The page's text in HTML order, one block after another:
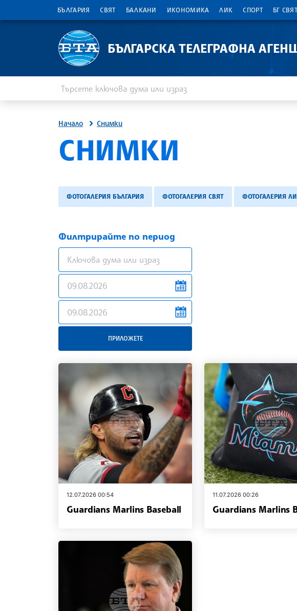
БЪЛГАРИЯ СВЯТ БАЛКАНИ ИКОНОМИКА ЛИК СПОРТ БГ СВЯТ
БЪЛГАРСКА ТЕЛЕГРАФНА
Начало Снимки
SITE.BTA
СНИМКИ
ФОТОГАЛЕРИЯ БЪЛГАРИЯ ФОТОГАЛЕРИЯ СВЯТ ФОТОГАЛЕРИЯ
Филтрирайте по период
galleries.filter.from
galleries.filter.to
ПРИЛОЖЕТЕ
12.07.2026 00:54
Guardians Marlins Baseball
11.07.2026 00:26
Guardians Marlins